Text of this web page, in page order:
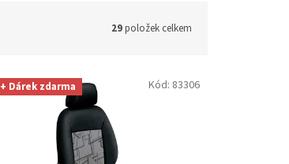
29položek celkem
+ Dárek zdarma Kód: 83306